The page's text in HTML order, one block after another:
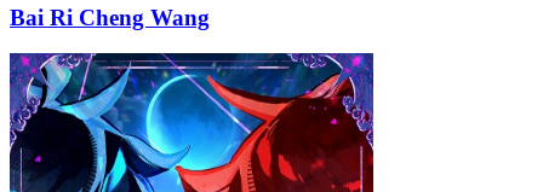
Bai Ri Cheng Wang